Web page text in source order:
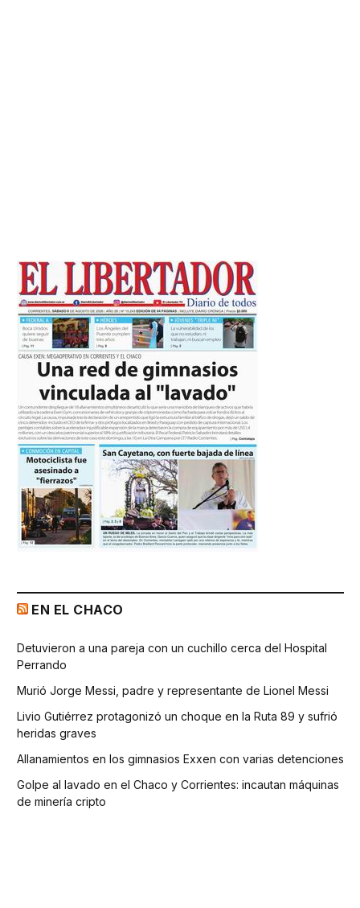
EN EL CHACO
Detuvieron a una pareja con un cuchillo cerca del Hospital
Perrando
Murió Jorge Messi, padre y representante de Lionel Messi
Livio Gutiérrez protagonizó un choque en la Ruta 89 y sufrió
heridas graves
Allanamientos en los gimnasios Exxen con varias detenciones
Golpe al lavado en el Chaco y Corrientes: incautan máquinas
de minería cripto